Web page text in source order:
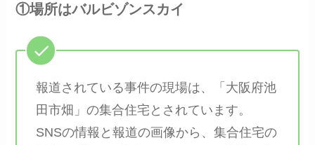
①場所はバルビゾンスカイ
報道されている事件の現場は、「大阪府池
田市畑」の集合住宅とされています。
SNSの情報と報道の画像から、集合住宅の